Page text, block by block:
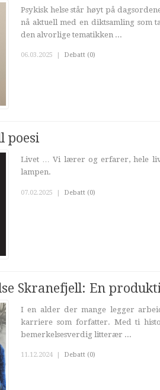
Psykisk helse står høyt på
nå aktuell med en diktsamling
den alvorlige tematikken ...
06.03.2025 | Debatt (0)
poesi
Livet … Vi lærer og erfarer, hele
lampen.
07.02.2025 | Debatt (0)
Skranefjell: En
I en alder der mange legger
karriere som forfatter. Med ti
bemerkelsesverdig litterær ...
11.12.2024 Debatt (0)